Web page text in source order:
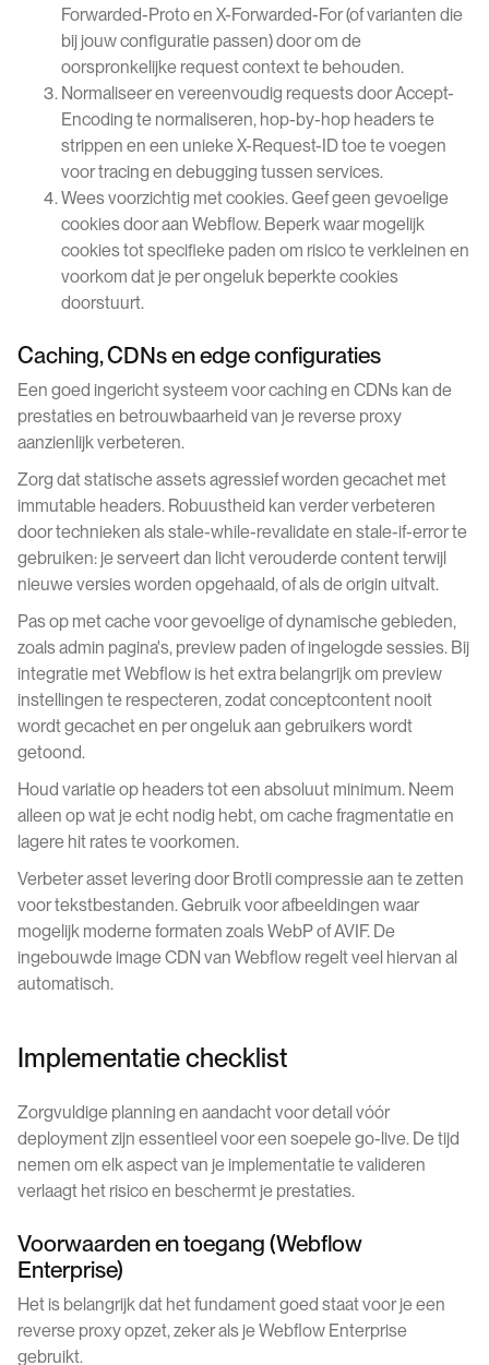
Forwarded-Proto en X-Forwarded-For (of varianten die
bij jouw configuratie passen) door om de
oorspronkelijke request context te behouden.
Normaliseer en vereenvoudig requests door Accept-
Encoding te normaliseren, hop-by-hop headers te
strippen en een unieke X-Request-ID toe te voegen
voor tracing en debugging tussen services.
Wees voorzichtig met cookies. Geef geen gevoelige
cookies door aan Webflow. Beperk waar mogelijk
cookies tot specifieke paden om risico te verkleinen en
voorkom dat je per ongeluk beperkte cookies
doorstuurt.
Caching, CDNs en edge configuraties
Een goed ingericht systeem voor caching en CDNs kan de
prestaties en betrouwbaarheid van je reverse proxy
aanzienlijk verbeteren.
Zorg dat statische assets agressief worden gecachet met
immutable headers. Robuustheid kan verder verbeteren
door technieken als stale-while-revalidate en stale-if-error te
gebruiken: je serveert dan licht verouderde content terwijl
nieuwe versies worden opgehaald, of als de origin uitvalt.
Pas op met cache voor gevoelige of dynamische gebieden,
zoals admin pagina's, preview paden of ingelogde sessies. Bij
integratie met Webflow is het extra belangrijk om preview
instellingen te respecteren, zodat conceptcontent nooit
wordt gecachet en per ongeluk aan gebruikers wordt
getoond.
Houd variatie op headers tot een absoluut minimum. Neem
alleen op wat je echt nodig hebt, om cache fragmentatie en
lagere hit rates te voorkomen.
Verbeter asset levering door Brotli compressie aan te zetten
voor tekstbestanden. Gebruik voor afbeeldingen waar
mogelijk moderne formaten zoals WebP of AVIF. De
ingebouwde image CDN van Webflow regelt veel hiervan al
automatisch.
Implementatie checklist
Zorgvuldige planning en aandacht voor detail vóór
deployment zijn essentieel voor een soepele go-live. De tijd
nemen om elk aspect van je implementatie te valideren
verlaagt het risico en beschermt je prestaties.
Voorwaarden en toegang (Webflow
Enterprise)
Het is belangrijk dat het fundament goed staat voor je een
reverse proxy opzet, zeker als je Webflow Enterprise
gebruikt.